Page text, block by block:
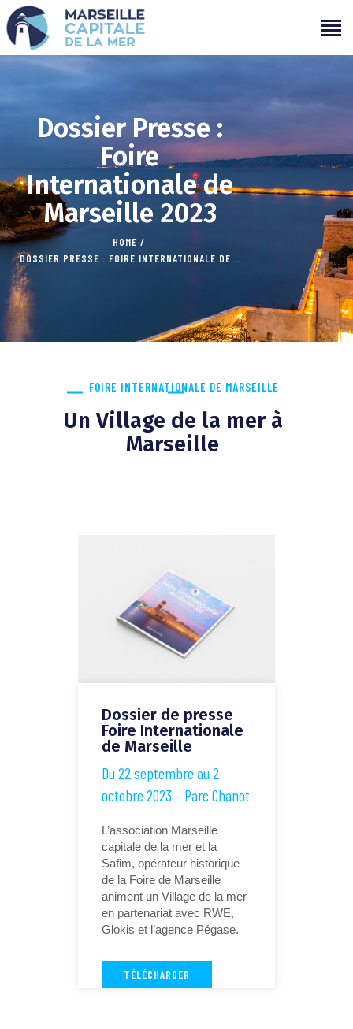
Dossier Presse :
Foire
Internationale de
Marseille 2023
HOME
DOSSIER PRESSE : FOIRE INTERNATIONALE DE...
PROJETS
CAMPAGNES
ÉVÉNEMENTS PASSÉS
MÉDIAS
PARTENAIRES
CONTACTS
FOIRE INTERNATIONALE DE MARSEILLE
Un Village de la mer à
Marseille
Dossier de presse
Foire Internationale
de Marseille
Du 22 septembre au 2
octobre 2023 – Parc Chanot
L’association Marseille
capitale de la mer et la
Safim, opérateur historique
de la Foire de Marseille
animent un Village de la mer
en partenariat avec RWE,
Glokis et l’agence Pégase.
TÉLÉCHARGER